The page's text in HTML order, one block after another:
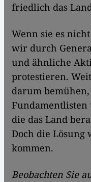
friedlich das
Wenn sie es
wir durch
und ähnliche
protestieren.
darum
Fundamentlisten
die das Land
Doch die
kommen.
Beobachten Sie